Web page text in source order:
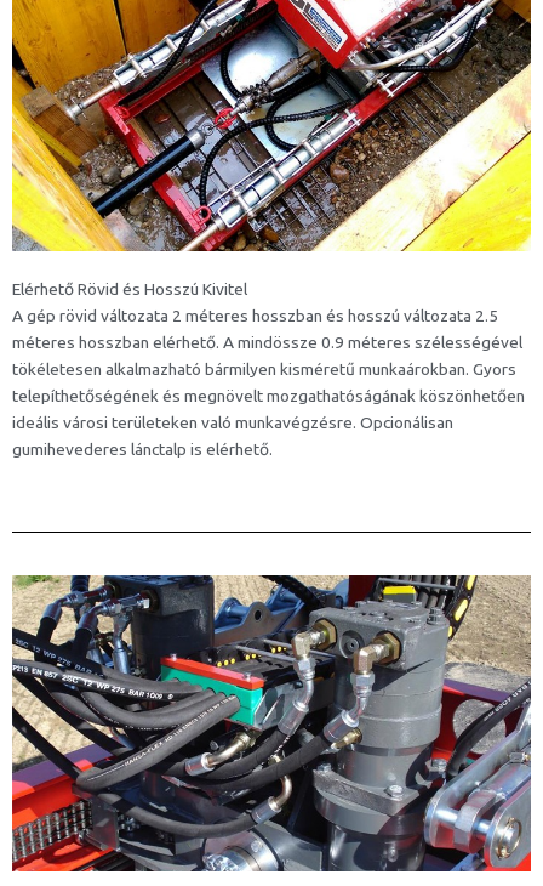
Elérhető Rövid és Hosszú Kivitel
A gép rövid változata 2 méteres hosszban és hosszú változata 2.5
méteres hosszban elérhető. A mindössze 0.9 méteres szélességével
tökéletesen alkalmazható bármilyen kisméretű munkaárokban. Gyors
telepíthetőségének és megnövelt mozgathatóságának köszönhetően
ideális városi területeken való munkavégzésre. Opcionálisan
gumihevederes lánctalp is elérhető.